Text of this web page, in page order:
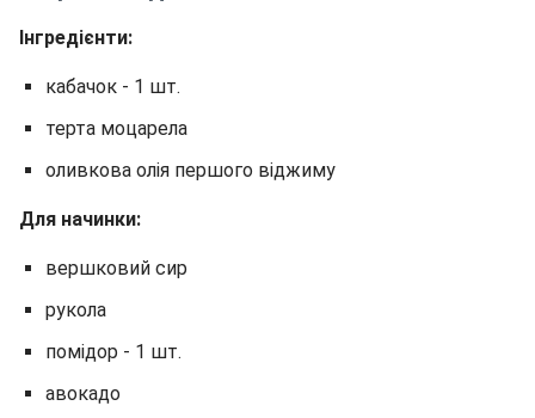
Інгредієнти:
кабачок - 1 шт.
терта моцарела
оливкова олія першого віджиму
Для начинки:
вершковий сир
рукола
помідор - 1 шт.
авокадо